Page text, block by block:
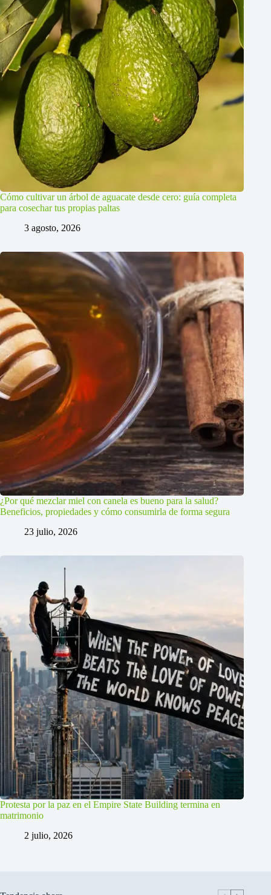
Cómo cultivar un árbol de aguacate desde cero: guía completa
para cosechar tus propias paltas
3 agosto, 2026
¿Por qué mezclar miel con canela es bueno para la salud?
Beneficios, propiedades y cómo consumirla de forma segura
23 julio, 2026
Protesta por la paz en el Empire State Building termina en
matrimonio
2 julio, 2026